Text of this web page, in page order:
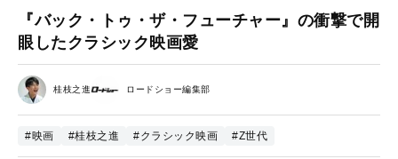
『バック・トゥ・ザ・フューチャー』の衝撃で開
眼したクラシック映画愛
桂枝之進 ロードショー編集部
#映画 #桂枝之進 #クラシック映画 #Z世代